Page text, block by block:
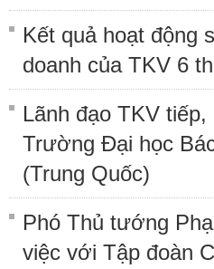
Kết quả hoạt động
doanh của TKV 6
Lãnh đạo TKV
Trường Đại học
(Trung Quốc)
Phó Thủ tướng
việc với Tập đoàn